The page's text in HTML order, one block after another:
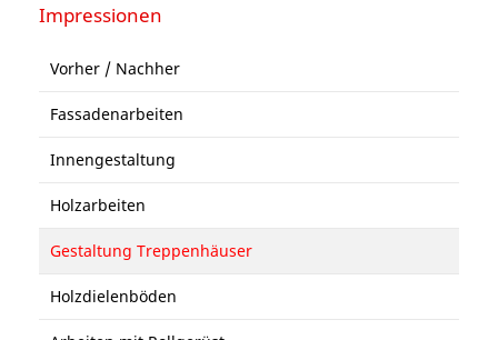
Impressionen
Vorher / Nachher
Fassadenarbeiten
Innengestaltung
Holzarbeiten
Gestaltung Treppenhäuser
Holzdielenböden